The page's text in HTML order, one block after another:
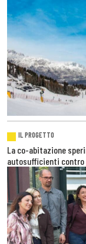
IL PROGETTO
La co-abitazione
autosufficienti